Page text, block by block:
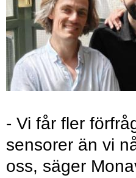
- Vi får fler
sensorer än vi
oss, säger